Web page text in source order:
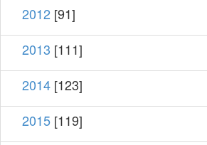
2012 [91]
2013 [111]
2014 [123]
2015 [119]